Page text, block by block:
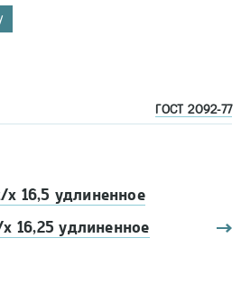
ГОСТ 2092-77
х 16,5 удлиненное
16,25 удлиненное